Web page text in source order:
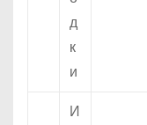
д
к
и
И